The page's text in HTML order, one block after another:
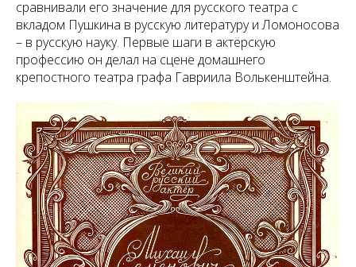
сравнивали его значение для русского театра с
вкладом Пушкина в русскую литературу и Ломоносова
– в русскую науку. Первые шаги в актёрскую
профессию он делал на сцене домашнего
крепостного театра графа Гавриила Волькенштейна.